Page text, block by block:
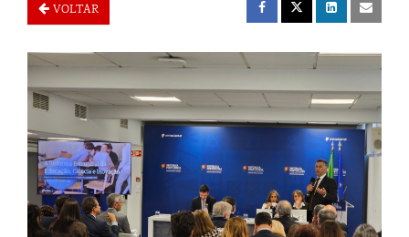
VOLTAR